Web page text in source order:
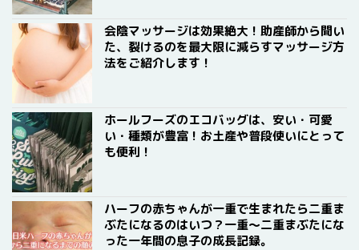
会陰マッサージは効果絶大！助産師から聞い
た、裂けるのを最大限に減らすマッサージ方
法をご紹介します！
ホールフーズのエコバッグは、安い・可愛
い・種類が豊富！お土産や普段使いにとって
も便利！
ハーフの赤ちゃんが一重で生まれたら二重ま
ぶたになるのはいつ？一重〜二重まぶたにな
った一年間の息子の成長記録。